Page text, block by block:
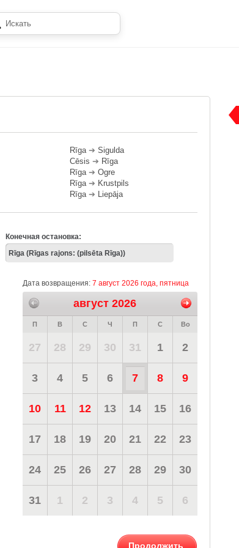
Rīga➔ Sigulda
Cēsis ➔ Rīga
Rīga➔ Ogre
Rīga➔ Krustpils
Rīga➔ Liepāja
Конечная остановка:
Дата возвращения: 7 август 2026 года, пятница
август 2026
П В С Ч П С Во
27 28 29 30 31 1 2
3 4 5 6 7 8 9
10 11 12 13 14 15 16
17 18 19 20 21 22 23
24 25 26 27 28 29 30
31 1 2 3 4 5 6
Продолжить